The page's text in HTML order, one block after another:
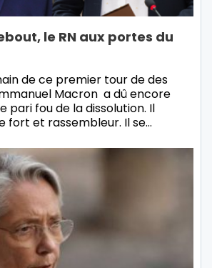
le RN aux portes du
de ce premier tour de des
Macron a dû encore
pari fou de la dissolution. Il
fort et rassembleur. Il se…